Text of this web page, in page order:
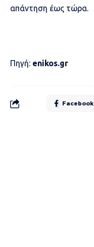
απάντηση έως τώρα.
Πηγή: enikos.gr
Facebook